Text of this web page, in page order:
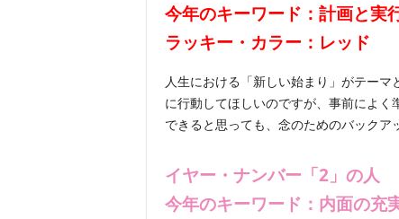
今年のキーワード：計画と実
ラッキー・カラー：レッド
人生における「新しい始まり」がテー
に行動してほしいのですが、事前によ
できると思っても、念のためのバックア
イヤー・ナンバー「2」の人
今年のキーワード：内面の充